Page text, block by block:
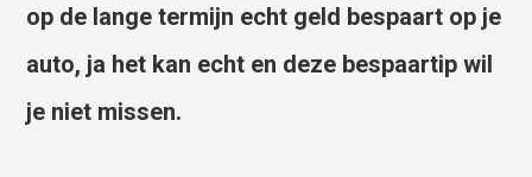
op de lange termijn echt geld bespaart op je
auto, ja het kan echt en deze bespaartip wil
je niet missen.